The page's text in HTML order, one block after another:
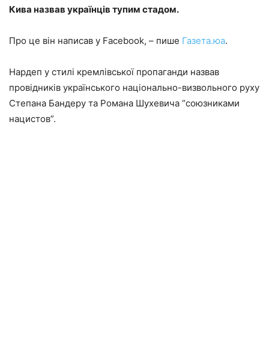
Кива назвав українців тупим стадом.
Про це він написав у Facebook, – пише Газета.юа.
Нардеп у стилі кремлівської пропаганди назвав
провідників українського національно-визвольного руху
Степана Бандеру та Романа Шухевича “союзниками
нацистов”.